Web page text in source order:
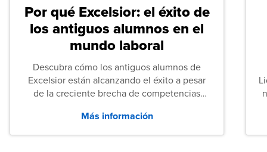
Por qué Excelsior: el éxito de
los antiguos alumnos en el
mundo laboral
Descubra cómo los antiguos alumnos de
Excelsior están alcanzando el éxito a pesar
de la creciente brecha de competencias
tanto las empresas como los recién
graduados en todo Estados Unidos.
Más información